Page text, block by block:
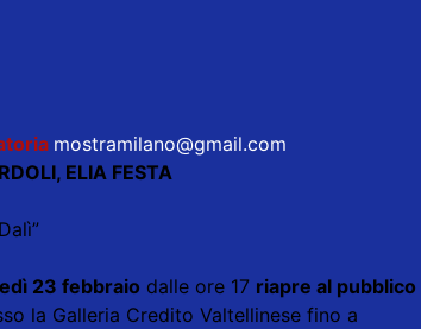
mostramilano@gmail.com
ELIA FESTA
23 febbraio dalle ore 17 riapre al pubblico
la Galleria Credito Valtellinese fino a